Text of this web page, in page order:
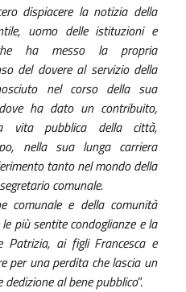
dispiacere la notizia della
uomo delle istituzioni e
ha messo la propria
del dovere al servizio della
nel corso della sua
ha dato un contribuito,
vita pubblica della città,
nella sua lunga carriera
tanto nel mondo della
comunale.
comunale e della comunità
più sentite condoglianze e la
Patrizia, ai figli Francesca e
per una perdita che lascia un
al bene pubblico”.